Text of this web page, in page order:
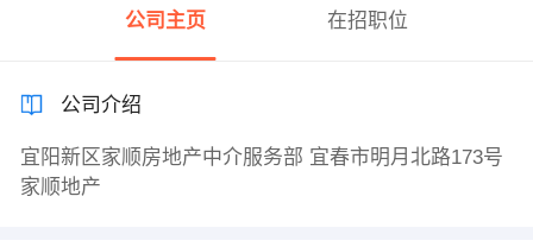
公司主页 在招职位
公司介绍
宜阳新区家顺房地产中介服务部 宜春市明月北路173号
家顺地产